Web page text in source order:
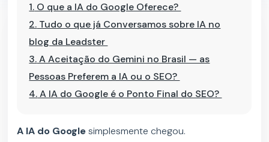
1. O que a IA do Google Oferece?
2. Tudo o que já Conversamos sobre IA no
blog da Leadster
3.A Aceitação do Gemini no Brasil — as
Pessoas Preferem a IA ou o SEO?
4.A IA do Google é o Ponto Final do SEO?
A IA do Googlesimplesmente chegou.